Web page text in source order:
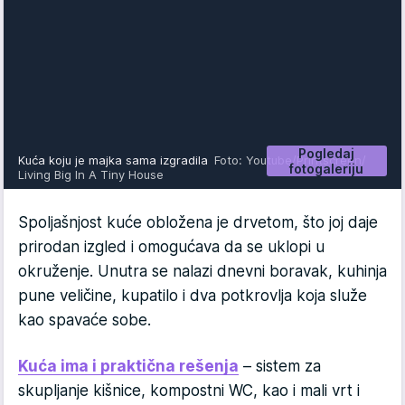
Pogledaj
fotogaleriju
Kuća koju je majka sama izgradila Foto: Youtube/Printscreen/
Living Big In A Tiny House
Spoljašnjost kuće obložena je drvetom, što joj daje
prirodan izgled i omogućava da se uklopi u
okruženje. Unutra se nalazi dnevni boravak, kuhinja
pune veličine, kupatilo i dva potkrovlja koja služe
kao spavaće sobe.
Kuća ima i praktična rešenja – sistem za
skupljanje kišnice, kompostni WC, kao i mali vrt i